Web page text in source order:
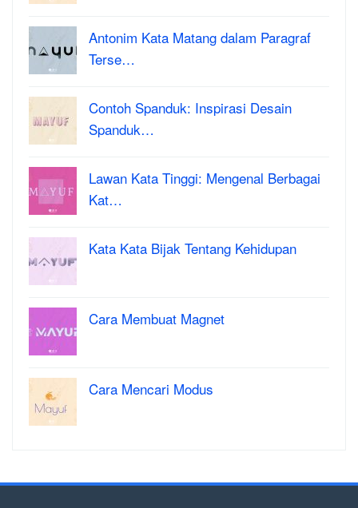
Antonim Kata Matang dalam Paragraf
Terse…
Contoh Spanduk: Inspirasi Desain
Spanduk…
Lawan Kata Tinggi: Mengenal Berbagai
Kat…
Kata Kata Bijak Tentang Kehidupan
Cara Membuat Magnet
Cara Mencari Modus